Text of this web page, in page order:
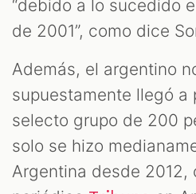
“debido a lo sucedido
de 2001”, como dice
Además, el argentino
supuestamente llegó a
selecto grupo de 200
solo se hizo
Argentina desde 2012,